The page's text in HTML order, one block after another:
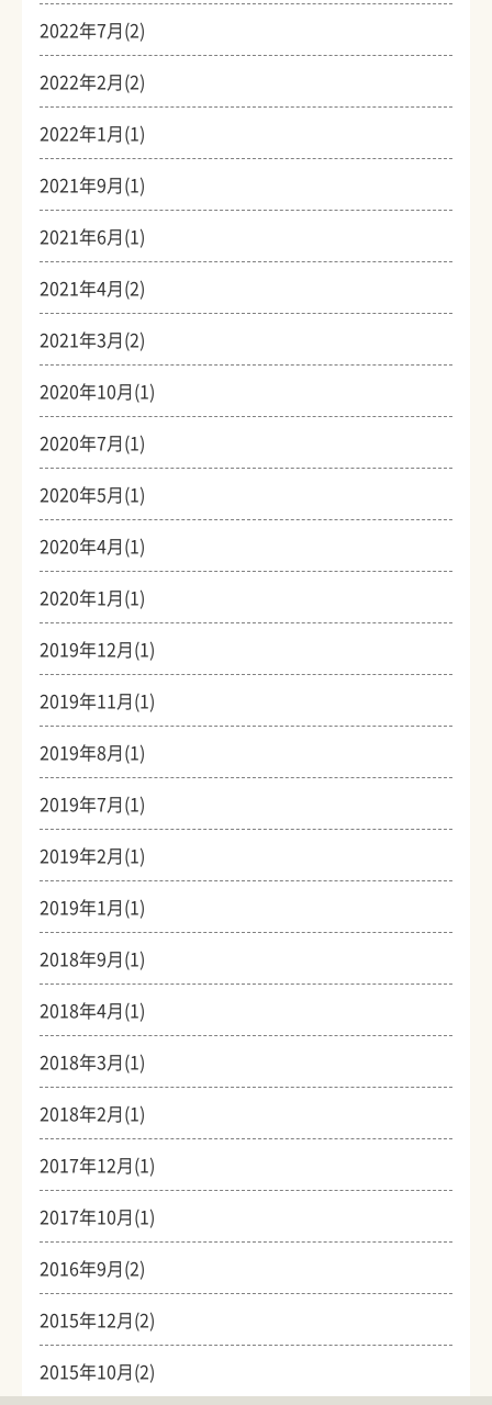
2022年7月(2)
2022年2月(2)
2022年1月(1)
2021年9月(1)
2021年6月(1)
2021年4月(2)
2021年3月(2)
2020年10月(1)
2020年7月(1)
2020年5月(1)
2020年4月(1)
2020年1月(1)
2019年12月(1)
2019年11月(1)
2019年8月(1)
2019年7月(1)
2019年2月(1)
2019年1月(1)
2018年9月(1)
2018年4月(1)
2018年3月(1)
2018年2月(1)
2017年12月(1)
2017年10月(1)
2016年9月(2)
2015年12月(2)
2015年10月(2)